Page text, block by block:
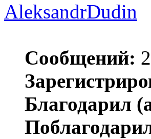
AleksandrDudin
Сообщений:
Благодарил